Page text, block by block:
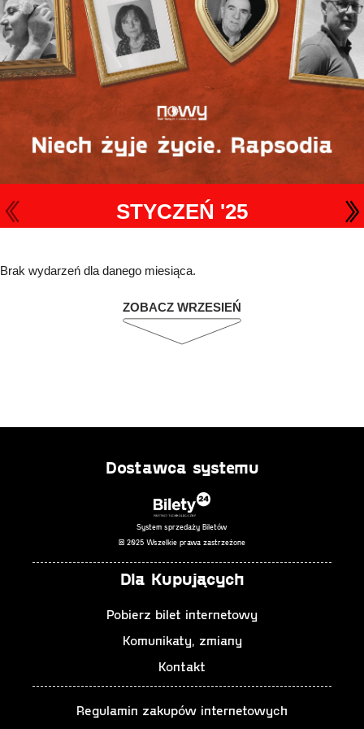
STYCZEŃ '25
Brak wydarzeń dla danego miesiąca.
ZOBACZ WRZESIEŃ
Dostawca systemu
System sprzedaży Biletów
© 2025 Wszelkie prawa zastrzeżone
Dla Kupujących
Pobierz bilet internetowy
Komunikaty, zmiany
Kontakt
Regulamin zakupów internetowych